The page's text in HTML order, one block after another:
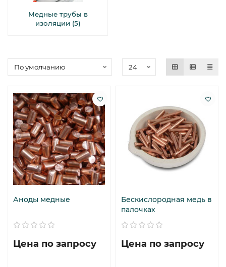
Медные трубы в
изоляции (5)
Аноды медные
Цена по запросу
Бескислородная медь в
палочках
Цена по запросу